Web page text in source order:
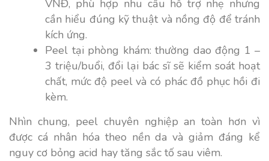
VNĐ, phù hợp nhu cầu hỗ trợ nhẹ nhưng
cần hiểu đúng kỹ thuật và nồng độ để tránh
kích ứng.
Peel tại phòng khám: thường dao động 1 –
3 triệu/buổi, đổi lại bác sĩ sẽ kiểm soát hoạt
chất, mức độ peel và có phác đồ phục hồi đi
kèm.
Nhìn chung, peel chuyên nghiệp an toàn hơn vì
được cá nhân hóa theo nền da và giảm đáng kể
nguy cơ bỏng acid hay tăng sắc tố sau viêm.